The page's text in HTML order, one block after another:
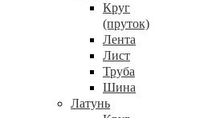
Круг
(пруток)
Лента
Лист
Труба
Шина
Латунь